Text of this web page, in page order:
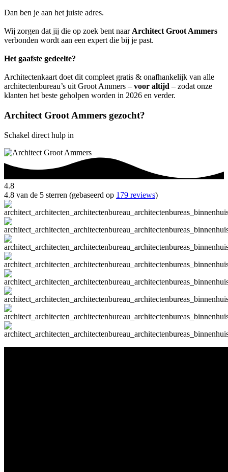
Dan ben je aan het juiste adres.
Wij zorgen dat jij die op zoek bent naar Architect Groot Ammers
verbonden wordt aan een expert die bij je past.
Het gaafste gedeelte?
Architectenkaart doet dit compleet gratis & onafhankelijk van alle
architectenbureau’s uit Groot Ammers – voor altijd – zodat onze
klanten het beste geholpen worden in 2026 en verder.
Architect Groot Ammers gezocht?
Schakel direct hulp in
4.8
4.8 van de 5 sterren (gebaseerd op 179 reviews)